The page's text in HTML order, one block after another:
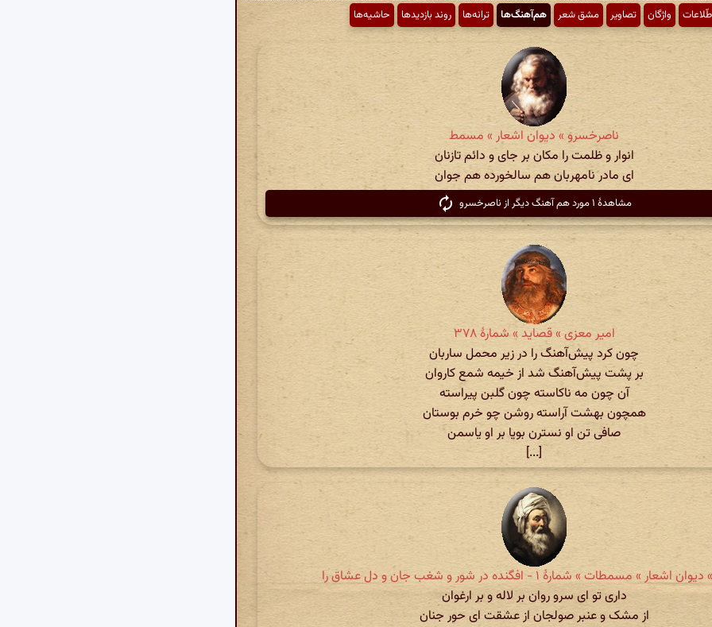
واژگان تصاویر مشق شعر هم‌آهنگ‌ها ترانه‌ها روند بازدیدها حاشیه‌ها
ناصرخسرو » دیوان اشعار » مسمط
انوار و ظلمت را مکان بر جای و دائم تازنان
ای مادر نامهربان هم سالخورده هم جوان
مشاهدهٔ ۱ مورد هم آهنگ دیگر از ناصرخسرو
امیر معزی » قصاید » شمارهٔ ۳۷۸
چون‌ کرد پیش‌آهنگ را در زیر محمل ساربان
بر پشت پیش‌آهنگ شد از خیمه شمع کاروان
آن چون مه ناکاسته چون ‌گلبن پیراسته
همچون بهشت آراسته روشن چو خرم بوستان
صافی تن او نسترن بویا بر او یاسمن
[...]
» مسمطات » شمارهٔ ۱ - افگنده در شور و شغب جان و دل عشاق را
داری تو ای سرو روان بر لاله و بر ارغوان
از مشک و عنبر صولجان از عشقت ای حور جنان